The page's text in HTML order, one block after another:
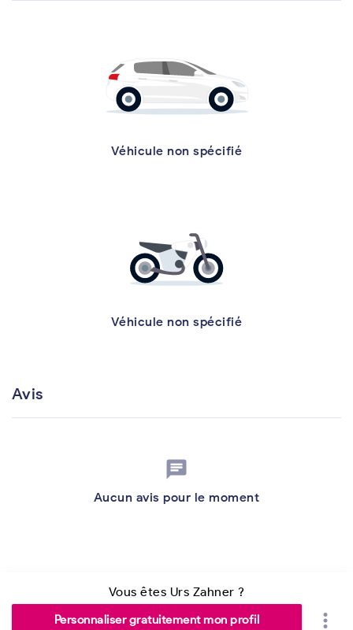
Véhicule non spécifié
Véhicule non spécifié
Avis
chat
Aucun avis pour le moment
Vous êtes Urs Zahner ?
Personnaliser gratuitement mon profil more_vert